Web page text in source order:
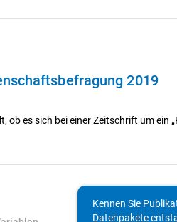
2019
es sich bei einer Zeitschrift um ein
Kennen Sie
Datenpakete